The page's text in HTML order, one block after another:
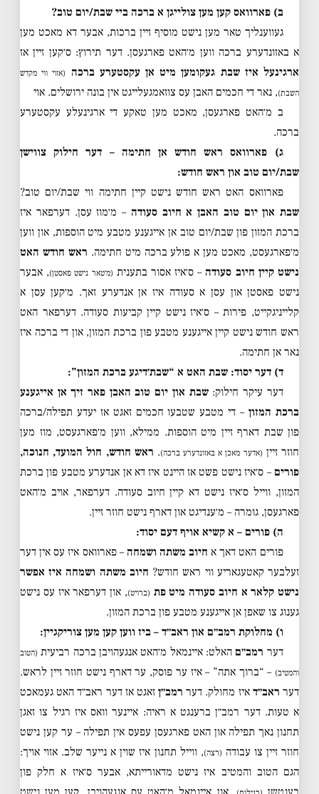
ב) פארוואס קען מען צולייגן א ברכה ביי שבת/יום טוב?
געווענליך טאר מען נישט מוסיף זיין ברכות, אבער דא מאכט מען
א באזונדערע ברכה ווען מ׳האט פארגעסן. דער תירוץ: ס׳קען זיין אז
ארגינעל איז שבת געקומען מיט אן עקסטערע ברכה
(אזוי ווי מקדש
השבת), נאר די חכמים האבן עס צוזאמגעלייגט אין בונה ירושלים. אוי
ב מ׳האט פארגעסן, מאכט מען טאקע די ארגינעלע עקסטערע
ברכה.
ג) פארוואס ראש חודש אן חתימה – דער חילוק צווישן
שבת/יום טוב און ראש חודש:
פארוואס האט ראש חודש נישט קיין חתימה ווי שבת/יום טוב?
שבת און יום טוב האבן א חיוב סעודה – מ׳מוז עסן. דערפאר איז
ברכת המזון פון שבת/יום טוב אן אייגענע מטבע מיט הוספות, און ווען
מ׳פארגעסט, מאכט מען א פולע ברכה מיט חתימה. ראש חודש האט
נישט קיין חיוב סעודה – ס׳איז אסור בתענית (מ׳טאר נישט פאסטן), אבער
נישט פאסטן און עסן א סעודה איז אן אנדערע זאך. מ׳קען עסן א
קלייניגקייט, פירות – ס׳איז נישט קיין קביעות סעודה. דערפאר האט
ראש חודש נישט קיין אייגענע מטבע פון ברכת המזון, און די ברכה איז
נאר אן חתימה.
ד) דער יסוד: שבת האט א “שבת׳דיגע ברכת המזון”:
דער עיקר חילוק:שבת און יום טוב האבן פאר זיך אן אייגענע
ברכת המזון– די מטבע שטבעו חכמים זאגט אז יעדע תפילה/ברכה
פון שבת דארף זיין מיט הוספות. ממילא, ווען מ׳פארגעסט, מוז מען
חוזר זיין (אדער מאכן א באזונדערע ברכה). ראש חודש, חול המועד, חנוכה,
פורים – ס׳איז נישט פשט אז היינט איז דא אן אנדערע מטבע פון ברכת
המזון, ווייל ס׳איז נישט דא קיין חיוב סעודה. דערפאר, אויב מ׳האט
פארגעסן, גומרה – מ׳ענדיגט און דארף נישט חוזר זיין.
ה) פורים – א קשיא אויף דעם יסוד:
פורים האט דאך א חיוב משתה ושמחה – פארוואס איז עס אין דער
זעלבער קאטעגאריע ווי ראש חודש? חיוב משתה ושמחה איז אפשר
נישט קלאר א חיוב סעודה מיט פת (ברויט), און דערפאר איז עס נישט
גענוג צו שאפן אן אייגענע מטבע פון ברכת המזון.
ו) מחלוקת רמב״ם און ראב״ד – ביז ווען קען מען צוריקגיין:
דער רמב״םהאלט: איינמאל מ׳האט אנגעהויבן ברכה רביעית (הטוב
והמטיב) – “ברוך אתה” – איז ער פוסק, ער דארף נישט חוזר זיין לראש.
דער ראב״ד איז מחולק. דער רמב״ןזאגט אז דער ראב״ד האט געמאכט
א טעות. דער רמב״ן ברענגט א ראיה: איינער וואס איז רגיל צו זאגן
תחנון נאך תפילה און האט פארגעסן עפעס אין תפילה – ער קען נישט
חוזר זיין צו עבודה (רצה), ווייל תחנון איז שוין א נייער שלב. אזוי אויך:
הגם הטוב והמטיב איז נישט מדאורייתא, אבער ס׳איז א חלק פון